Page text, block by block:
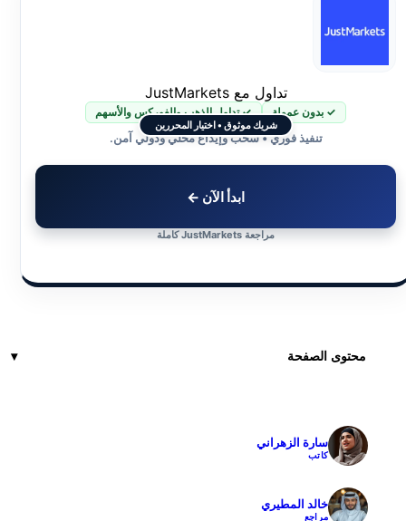
شريك موثوق • اختيار المحررين
تداول مع JustMarkets
✓ بدون عمولة ✓ تداول الذهب والفوركس والأسهم
تنفيذ فوري • سحب وإيداع محلي ودولي آمن.
ابدأ الآن ←
مراجعة JustMarkets كاملة
محتوى الصفحة
سارة الزهراني
كاتب
خالد المطيري
مراجع